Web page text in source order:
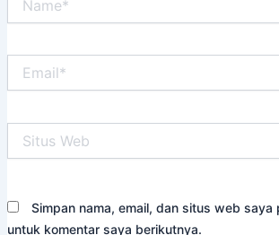
Web
Simpan nama, email, dan situs web saya
untuk komentar saya berikutnya.